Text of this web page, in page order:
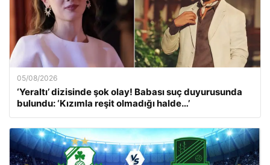
05/08/2026
‘Yeraltı’ dizisinde şok olay! Babası suç duyurusunda
bulundu: ‘Kızımla reşit olmadığı halde…’